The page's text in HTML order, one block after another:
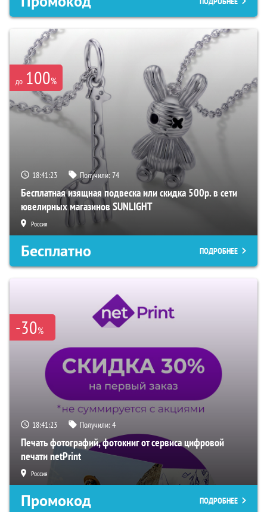
до 100%
18:41:22 Получили:74
Бесплатная изящная подвеска или скидка 500р. в сети
ювелирных магазинов SUNLIGHT
Россия
Бесплатно ПОДРОБНЕЕ
-30%
18:41:22 Получили:4
Печать фотографий, фотокниг от сервиса цифровой
печати netPrint
Россия
Промокод ПОДРОБНЕЕ